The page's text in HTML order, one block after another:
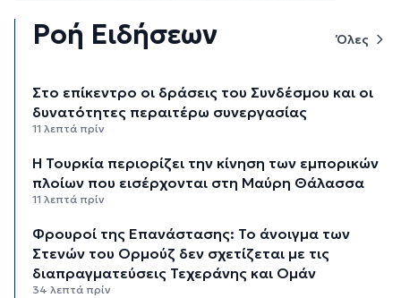
Ροή Ειδήσεων Όλες
Στο επίκεντρο οι δράσεις του Συνδέσμου και οι
δυνατότητες περαιτέρω συνεργασίας
11 λεπτά πρίν
Η Τουρκία περιορίζει την κίνηση των εμπορικών
πλοίων που εισέρχονται στη Μαύρη Θάλασσα
11 λεπτά πρίν
Φρουροί της Επανάστασης: Το άνοιγμα των
Στενών του Ορμούζ δεν σχετίζεται με τις
διαπραγματεύσεις Τεχεράνης και Ομάν
34 λεπτά πρίν